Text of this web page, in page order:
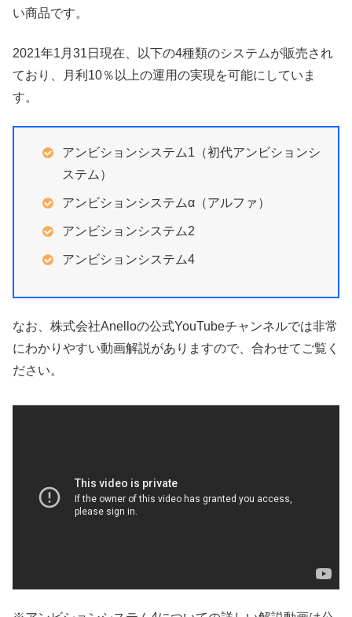
い商品です。
2021年1月31日現在、以下の4種類のシステムが販売され
ており、月利10％以上の運用の実現を可能にしていま
す。
アンビションシステム1（初代アンビションシ
ステム）
アンビションシステムα（アルファ）
アンビションシステム2
アンビションシステム4
なお、株式会社Anelloの公式YouTubeチャンネルでは非常
にわかりやすい動画解説がありますので、合わせてご覧く
ださい。